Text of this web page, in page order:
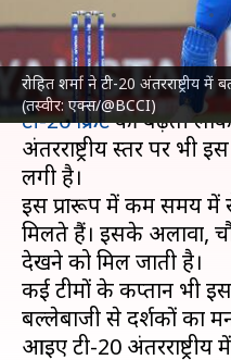
रोहित शर्मा ने टी-20
(तस्वीर: एक्स/@BCCI)
भारत शर्मा Aug 31, 2025
क्या है खबर?
टी-20 क्रिकेटकी बढ़ती
अंतरराष्ट्रीय स्तर पर भी
लगी है।
इस प्रारूप में कम समय में
मिलते हैं। इसके अलावा,
देखने को मिल जाती है।
कई टीमों के कप्तान भी
बल्लेबाजी से दर्शकों का
आइए टी-20 अंतरराष्ट्रीय